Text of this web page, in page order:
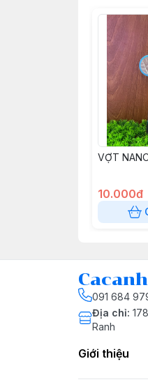
VỢT
10.000đ
091 684
Địa chỉ:
Ranh
Giới thiệu